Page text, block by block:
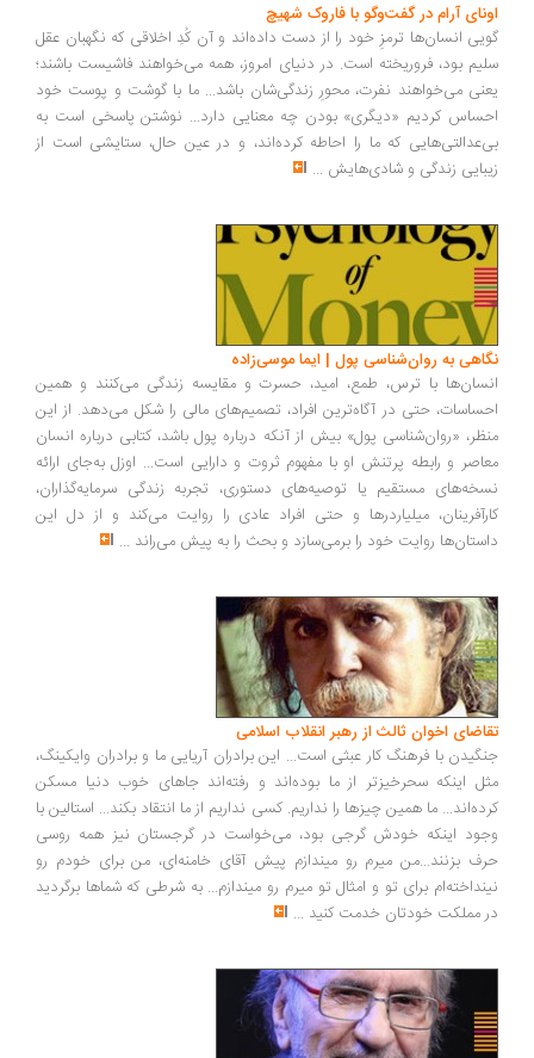
آرام در گفت‌وگو با فاروک شهیچ‭
انسان‌ها ترمزِ خود را از دست داده‌اند و آن کُدِ اخلاقی که نگهبان عقل
بود، فروریخته است. در دنیای امروز، همه می‌خواهند فاشیست باشند؛
می‌خواهند نفرت، محورِ زندگی‌شان باشد... ما با گوشت و پوست خود
کردیم «دیگری» بودن چه معنایی دارد... نوشتن پاسخی است به
که ما را احاطه کرده‌اند، و در عین حال، ستایشی است از
زندگی و شادی‌هایش...
به روان‌شناسی پول | ایما موسی‌زاده
با ترس، طمع، امید، حسرت و مقایسه زندگی می‌کنند و همین
حتی در آگاه‌ترین افراد، تصمیم‌های مالی را شکل می‌دهد. از این
«روان‌شناسی پول» بیش از آنکه درباره پول باشد، کتابی درباره انسان
و رابطه پرتنش او با مفهوم ثروت و دارایی است... اوزل به‌جای ارائه
مستقیم یا توصیه‌های دستوری، تجربه زندگی سرمایه‌گذاران،
میلیاردرها و حتی افراد عادی را روایت می‌کند و از دل این
روایت خود را برمی‌سازد و بحث را به پیش می‌راند ...
اخوان ثالث از رهبر انقلاب اسلامی
با فرهنگ کار عبثی است... این برادران آریایی ما و برادران وایکینگ،
اینکه سحرخیزتر از ما بوده‌اند و رفته‌اند جاهای خوب دنیا مسکن
ما همین چیزها را نداریم. کسی نداریم از ما انتقاد بکند... استالین با
اینکه خودش گرجی بود، می‌خواست در گرجستان نیز همه روسی
بزنند...من میرم رو میندازم پیش آقای خامنه‌ای، من برای خودم رو
برای تو و امثال تو میرم رو میندازم... به شرطی که شماها برگردید
مملکت خودتان خدمت کنید...